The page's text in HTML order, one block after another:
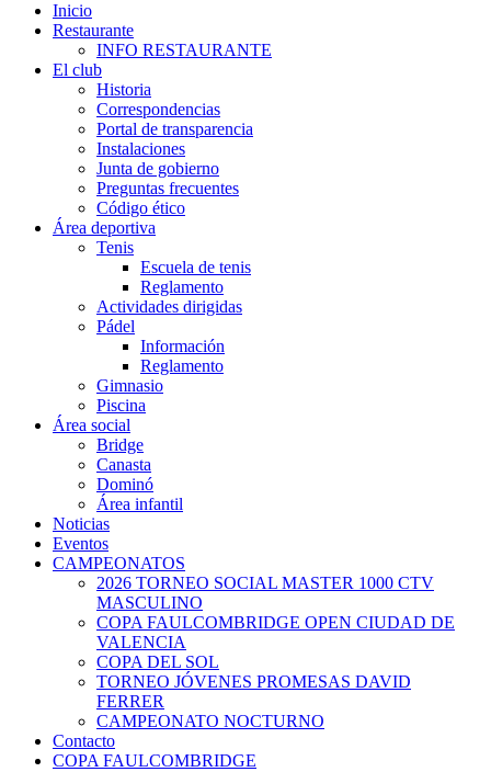
Inicio
Restaurante
INFO RESTAURANTE
El club
Historia
Correspondencias
Portal de transparencia
Instalaciones
Junta de gobierno
Preguntas frecuentes
Código ético
Área deportiva
Tenis
Escuela de tenis
Reglamento
Actividades dirigidas
Pádel
Información
Reglamento
Gimnasio
Piscina
Área social
Bridge
Canasta
Dominó
Área infantil
Noticias
Eventos
CAMPEONATOS
2026 TORNEO SOCIAL MASTER 1000 CTV
MASCULINO
COPA FAULCOMBRIDGE OPEN CIUDAD DE
VALENCIA
COPA DEL SOL
TORNEO JÓVENES PROMESAS DAVID
FERRER
CAMPEONATO NOCTURNO
Contacto
COPA FAULCOMBRIDGE